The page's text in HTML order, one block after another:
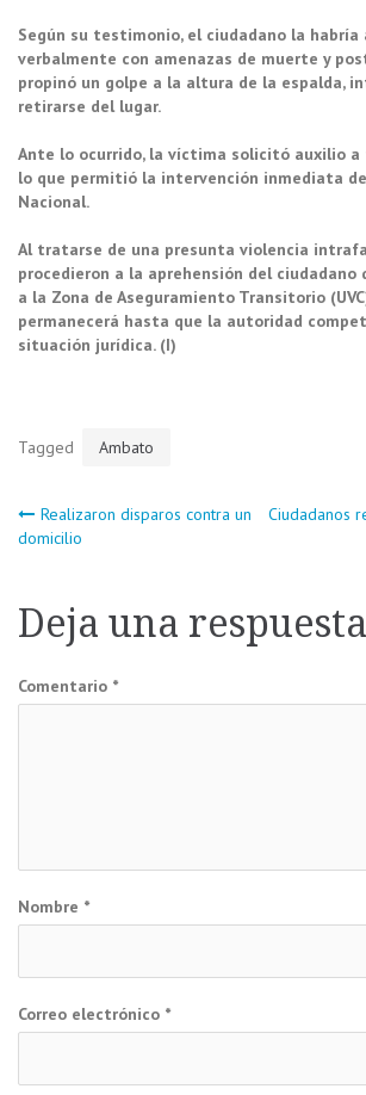
Según su testimonio, el ciudadano la habría
verbalmente con amenazas de muerte y
propinó un golpe a la altura de la espalda,
retirarse del lugar.
Ante lo ocurrido, la víctima solicitó auxilio a
lo que permitió la intervención inmediata
Nacional.
Al tratarse de una presunta violencia
procedieron a la aprehensión del
a la Zona de Aseguramiento Transitorio
permanecerá hasta que la autoridad
situación jurídica. (I)
Tagged Ambato
Navegación
entradas
Realizaron disparos contra un
domicilio
Ciudadanos
Deja una respuesta
Comentario *
Nombre *
Correo electrónico *